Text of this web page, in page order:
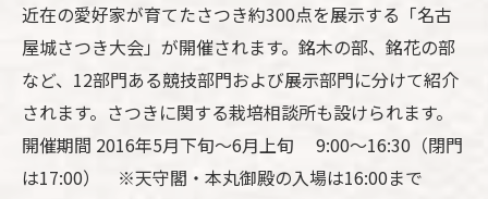
近在の愛好家が育てたさつき約300点を展示する「名古
屋城さつき大会」が開催されます。銘木の部、銘花の部
など、12部門ある競技部門および展示部門に分けて紹介
されます。さつきに関する栽培相談所も設けられます。
開催期間 2016年5月下旬～6月上旬 9:00～16:30（閉門
は17:00） ※天守閣・本丸御殿の入場は16:00まで